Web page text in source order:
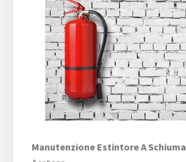
Manutenzione Estintore A Schiuma